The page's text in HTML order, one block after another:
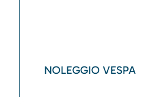
NOLEGGIO VESPA